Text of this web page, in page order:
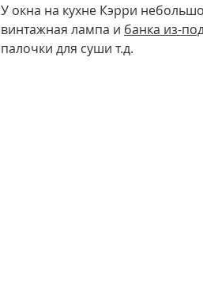
У окна на кухне Кэрри
винтажная лампа и банка из-
палочки для суши т.д.